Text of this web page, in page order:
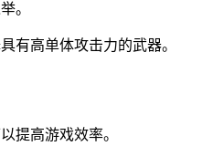
。
有高单体攻击力的武器。
提高游戏效率。